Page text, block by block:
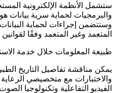
ستشمل الأنظمة الإلكترونية
والبرمجيات لحماية سرية بيانات
وستتضمن إجراءات لحماية
المتعمد وغير المتعمد وفقًا
طبيعة المعلومات خلال خدمة
يمكن مناقشة تفاصيل التاريخ
والاختبارات مع متخصيصي
الفيديو التفاعلية وتكنولوجيا